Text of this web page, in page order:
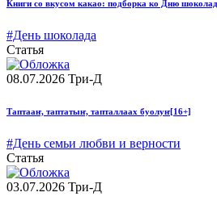
Книги со вкусом какао: подборка ко Дню
#День шоколада
Статья
08.07.2026 Три-Д
Таптааҥ, таптатыҥ, тапталлаах буолуҥ[16+]
#День семьи любви и верности
Статья
03.07.2026 Три-Д